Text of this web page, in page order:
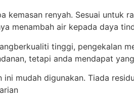
kemasan renyah. Sesuai
menambah air kepada daya
tinggi, pengekalan
tetapi anda mendapat
ini mudah digunakan. Tiada